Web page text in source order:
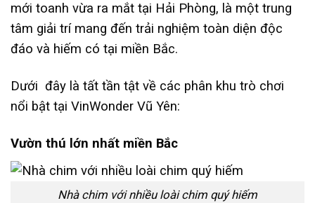
mới toanh vừa ra mắt tại Hải Phòng, là một trung
tâm giải trí mang đến trải nghiệm toàn diện độc
đáo và hiếm có tại miền Bắc.
Dưới đây là tất tần tật về các phân khu trò chơi
nổi bật tại VinWonder Vũ Yên:
Vườn thú lớn nhất miền Bắc
Nhà chim với nhiều loài chim quý hiếm